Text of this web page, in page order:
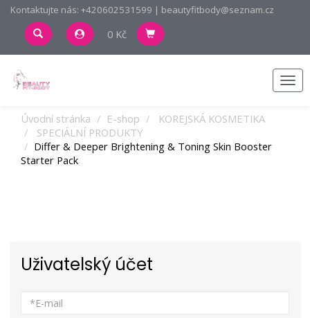
Kontaktujte nás: +420602531599 | beautyfitbody@seznam.cz
0 Kč
Úvodní stránka E-shop
KOREJSKÁ KOSMETIKA
SPECIÁLNÍ PRODUKTY
Differ & Deeper Brightening & Toning Skin Booster
Starter Pack
Uživatelský účet